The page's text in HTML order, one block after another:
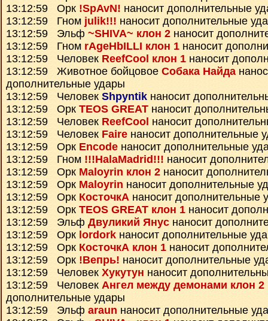
13:12:59 Орк !SpAvN! наносит дополнительные
13:12:59 Гном julik!!! наносит дополнительные
13:12:59 Эльф ~SHIVA~ клон 2 наносит
13:12:59 Гном rAgeHbILLI клон 1 наносит
13:12:59 Человек ReefCool клон 1 наносит
13:12:59 Животное бойцовое Собака Найда
дополнительные удары
13:12:59 Человек Shpyntik наносит
13:12:59 Орк TEOS GREAT наносит
13:12:59 Человек ReefCool наносит
13:12:59 Человек Faire наносит дополнительные
13:12:59 Орк Encode наносит дополнительные
13:12:59 Гном !!!HalaMadrid!!! наносит
13:12:59 Орк Maloyrin клон 2 наносит
13:12:59 Орк Maloyrin наносит дополнительные
13:12:59 Орк КосточкА наносит дополнительные
13:12:59 Орк TEOS GREAT клон 1 наносит
13:12:59 Эльф Двуликий Янус наносит
13:12:59 Орк lordork наносит дополнительные
13:12:59 Орк КосточкА клон 1 наносит
13:12:59 Орк !Вепрь! наносит дополнительные
13:12:59 Человек Хукутун наносит
13:12:59 Человек Ангел между демонами клон 2
дополнительные удары
13:12:59 Эльф araun наносит дополнительные